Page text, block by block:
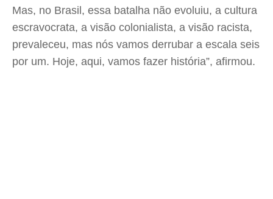
Mas, no Brasil, essa batalha não evoluiu, a cultura
escravocrata, a visão colonialista, a visão racista,
prevaleceu, mas nós vamos derrubar a escala seis
por um. Hoje, aqui, vamos fazer história”, afirmou.